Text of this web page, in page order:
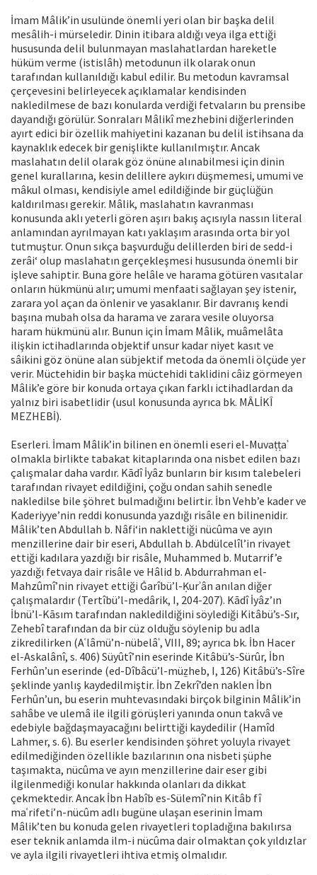
İmam Mâlik’in usulünde önemli yeri olan bir başka delil
mesâlih-i mürseledir. Dinin itibara aldığı veya ilga ettiği
hususunda delil bulunmayan maslahatlardan hareketle
hüküm verme (istislâh) metodunun ilk olarak onun
tarafından kullanıldığı kabul edilir. Bu metodun kavramsal
çerçevesini belirleyecek açıklamalar kendisinden
nakledilmese de bazı konularda verdiği fetvaların bu prensibe
dayandığı görülür. Sonraları Mâlikî mezhebini diğerlerinden
ayırt edici bir özellik mahiyetini kazanan bu delil istihsana da
kaynaklık edecek bir genişlikte kullanılmıştır. Ancak
maslahatın delil olarak göz önüne alınabilmesi için dinin
genel kurallarına, kesin delillere aykırı düşmemesi, umumi ve
mâkul olması, kendisiyle amel edildiğinde bir güçlüğün
kaldırılması gerekir. Mâlik, maslahatın kavranması
konusunda aklı yeterli gören aşırı bakış açısıyla nassın literal
anlamından ayrılmayan katı yaklaşım arasında orta bir yol
tutmuştur. Onun sıkça başvurduğu delillerden biri de sedd-i
zerâi‘ olup maslahatın gerçekleşmesi hususunda önemli bir
işleve sahiptir. Buna göre helâle ve harama götüren vasıtalar
onların hükmünü alır; umumi menfaati sağlayan şey istenir,
zarara yol açan da önlenir ve yasaklanır. Bir davranış kendi
başına mubah olsa da harama ve zarara vesile oluyorsa
haram hükmünü alır. Bunun için İmam Mâlik, muâmelâta
ilişkin ictihadlarında objektif unsur kadar niyet kasıt ve
sâikini göz önüne alan sübjektif metoda da önemli ölçüde yer
verir. Müctehidin bir başka müctehidi taklidini câiz görmeyen
Mâlik’e göre bir konuda ortaya çıkan farklı ictihadlardan da
yalnız biri isabetlidir (usul konusunda ayrıca bk. MÂLİKÎ
MEZHEBİ).
Eserleri. İmam Mâlik’in bilinen en önemli eseri el-Muvaṭṭaʾ
olmakla birlikte tabakat kitaplarında ona nisbet edilen bazı
çalışmalar daha vardır. Kādî İyâz bunların bir kısım talebeleri
tarafından rivayet edildiğini, çoğu ondan sahih senedle
nakledilse bile şöhret bulmadığını belirtir. İbn Vehb’e kader ve
Kaderiyye’nin reddi konusunda yazdığı risâle en bilinenidir.
Mâlik’ten Abdullah b. Nâfi‘in naklettiği nücûma ve ayın
menzillerine dair bir eseri, Abdullah b. Abdülcelîl’in rivayet
ettiği kadılara yazdığı bir risâle, Muhammed b. Mutarrif’e
yazdığı fetvaya dair risâle ve Hâlid b. Abdurrahman el-
Mahzûmî’nin rivayet ettiği Ġarîbü’l-Ḳurʾân anılan diğer
çalışmalardır (Tertîbü’l-medârik, I, 204-207). Kādî İyâz’ın
İbnü’l-Kāsım tarafından nakledildiğini söylediği Kitâbü’s-Sır,
Zehebî tarafından da bir cüz olduğu söylenip bu adla
zikredilirken (Aʿlâmü’n-nübelâʾ, VIII, 89; ayrıca bk. İbn Hacer
el-Askalânî, s. 406) Süyûtî’nin eserinde Kitâbü’s-Sürûr, İbn
Ferhûn’un eserinde (ed-Dîbâcü’l-müẕheb, I, 126) Kitâbü’s-Sîre
şeklinde yanlış kaydedilmiştir. İbn Zekrî’den naklen İbn
Ferhûn’un, bu eserin muhtevasındaki birçok bilginin Mâlik’in
sahâbe ve ulemâ ile ilgili görüşleri yanında onun takvâ ve
edebiyle bağdaşmayacağını belirttiği kaydedilir (Hamîd
Lahmer, s. 6). Bu eserler kendisinden şöhret yoluyla rivayet
edilmediğinden özellikle bazılarının ona nisbeti şüphe
taşımakta, nücûma ve ayın menzillerine dair eser gibi
ilgilenmediği konular hakkında olanları da dikkat
çekmektedir. Ancak İbn Habîb es-Sülemî’nin Kitâb fî
maʿrifeti’n-nücûm adlı bugüne ulaşan eserinin İmam
Mâlik’ten bu konuda gelen rivayetleri topladığına bakılırsa
eser teknik anlamda ilm-i nücûma dair olmaktan çok yıldızlar
ve ayla ilgili rivayetleri ihtiva etmiş olmalıdır.